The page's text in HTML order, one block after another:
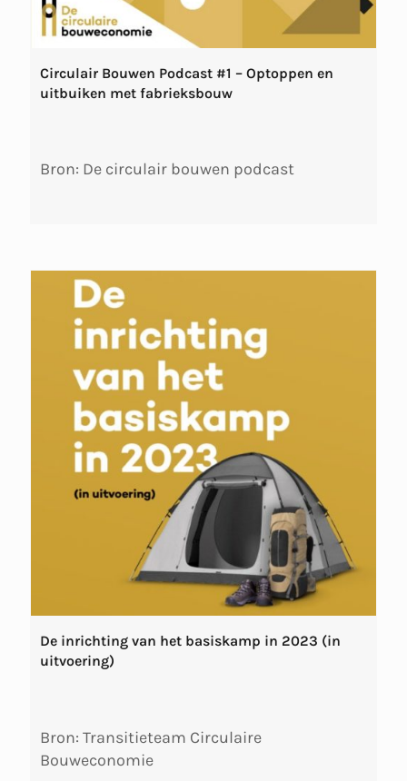
Circulair Bouwen Podcast #1 – Optoppen en
uitbuiken met fabrieksbouw
Bron: De circulair bouwen podcast
De inrichting van het basiskamp in 2023 (in
uitvoering)
Bron: Transitieteam Circulaire
Bouweconomie